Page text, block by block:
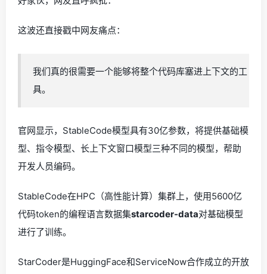
这波还直接戳中网友痛点：
我们真的很需要一个能够将整个代码库塞进上下文的工
具。
官网显示，StableCode模型具有30亿参数，将提供基础模
型、指令模型、长上下文窗口模型三种不同的模型，帮助
开发人员编码。
StableCode在HPC（高性能计算）集群上，使用5600亿
代码token的编程语言数据集starcoder-data对基础模型
进行了训练。
StarCoder是HuggingFace和ServiceNow合作成立的开放